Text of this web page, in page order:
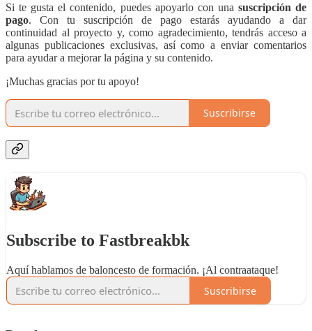
Si te gusta el contenido, puedes apoyarlo con una suscripción de
pago. Con tu suscripción de pago
estarás ayudando a dar
continuidad al proyecto y, como agradecimiento, tendrás acceso a
algunas publicaciones exclusivas, así como a enviar comentarios
para ayudar a mejorar la página y su contenido.
¡Muchas gracias por tu apoyo!
Suscribirse
Subscribe to Fastbreakbk
Aquí hablamos de baloncesto de formación. ¡Al contraataque!
Suscribirse